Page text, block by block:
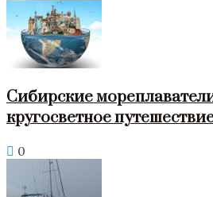
Сибирские
кругосветное
0